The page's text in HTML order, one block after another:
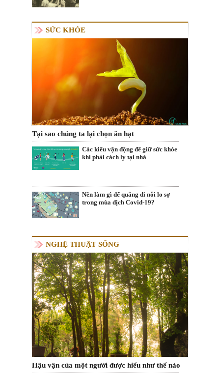
SỨC KHỎE
Tại sao chúng ta lại chọn ăn hạt
Các kiểu vận động để giữ sức khỏe
khi phải cách ly tại nhà
Nên làm gì để quẳng đi nỗi lo sợ
trong mùa dịch Covid-19?
NGHỆ THUẬT SỐNG
Hậu vận của một người được hiểu như thế nào